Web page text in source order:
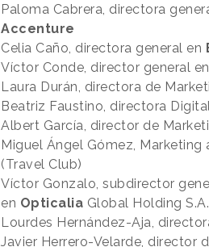
Paloma Cabrera, directora
Accenture
Celia Caño, directora general en
Víctor Conde, director general
Laura Durán, directora de
Beatriz Faustino, directora
Albert García, director de
Miguel Ángel Gómez,
(Travel Club)
Víctor Gonzalo, subdirector
en Opticalia Global Holding S.A.
Lourdes Hernández-Aja,
Javier Herrero-Velarde, director